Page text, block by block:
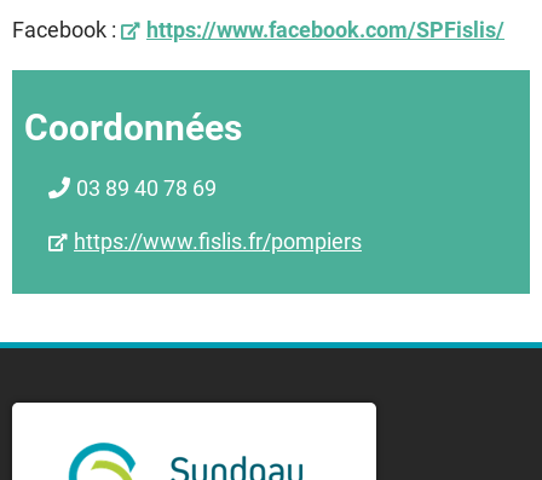
Facebook : https://www.facebook.com/SPFislis/
Coordonnées
03 89 40 78 69
https://www.fislis.fr/pompiers